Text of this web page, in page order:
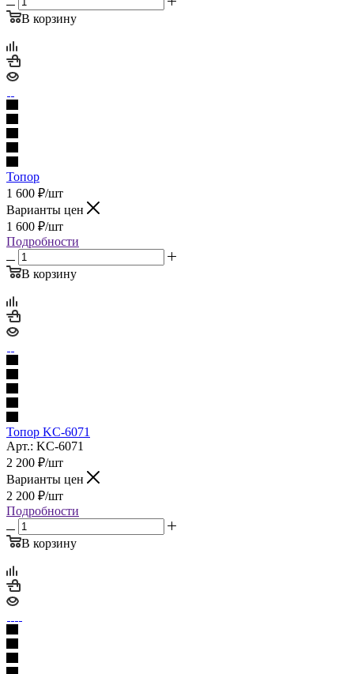
В корзину
Топор
1 600 ₽/шт
Варианты цен
1 600 ₽/шт
Подробности
В корзину
Топор KC-6071
Арт.: KC-6071
2 200 ₽/шт
Варианты цен
2 200 ₽/шт
Подробности
В корзину